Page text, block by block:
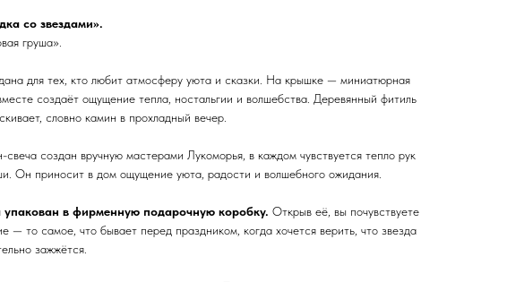
со звездами».
груша».
для тех, кто любит атмосферу уюта и сказки. На крышке — миниатюрная
создаёт ощущение тепла, ностальгии и волшебства. Деревянный фитиль
словно камин в прохладный вечер.
свеча создан вручную мастерами Лукоморья, в каждом чувствуется тепло рук
Он приносит в дом ощущение уюта, радости и волшебного ожидания.
упакован в фирменную подарочную коробку. Открыв её, вы почувствуете
— то самое, что бывает перед праздником, когда хочется верить, что звезда
зажжётся.